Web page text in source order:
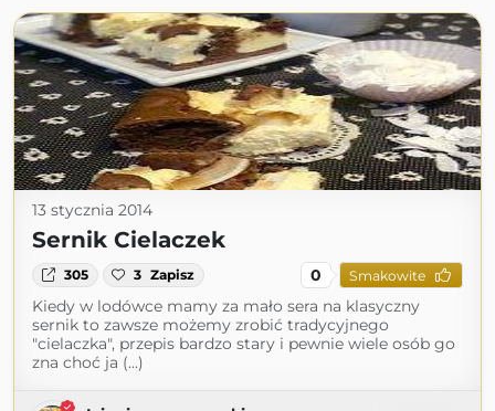
13 stycznia 2014
Sernik Cielaczek
305 3 Zapisz 0 Smakowite
Kiedy w lodówce mamy za mało sera na klasyczny
sernik to zawsze możemy zrobić tradycyjnego
"cielaczka", przepis bardzo stary i pewnie wiele osób go
zna choć ja (...)